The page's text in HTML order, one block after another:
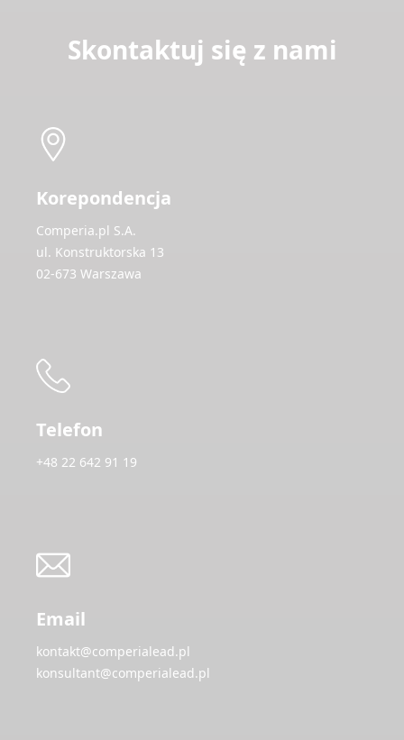
Skontaktuj się z nami
Korepondencja
Comperia.pl S.A.
ul. Konstruktorska 13
02-673 Warszawa
Telefon
+48 22 642 91 19
Email
kontakt@comperialead.pl
konsultant@comperialead.pl